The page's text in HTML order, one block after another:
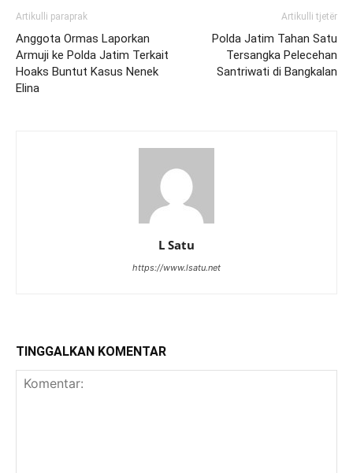
Artikulli paraprak
Anggota Ormas Laporkan
Armuji ke Polda Jatim Terkait
Hoaks Buntut Kasus Nenek
Elina
Artikulli tjetër
Polda Jatim Tahan Satu
Tersangka Pelecehan
Santriwati di Bangkalan
L Satu
https://www.lsatu.net
TINGGALKAN KOMENTAR